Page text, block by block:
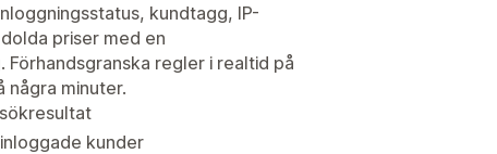
kundtagg, IP-
priser med en
regler i realtid på
några minuter.
kunder